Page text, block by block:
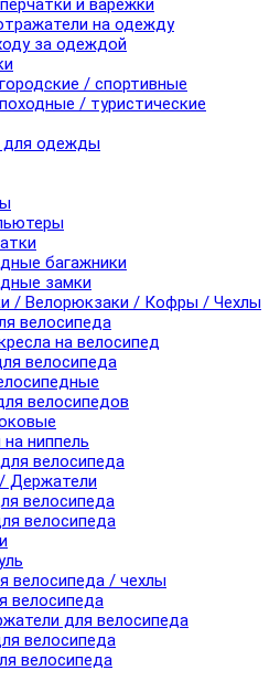
и варежки
на одежду
за одеждой
/ спортивные
/ туристические
для одежды
багажники
замки
/ Велорюкзаки / Кофры / Чехлы
велосипеда
на велосипед
велосипеда
велосипедов
ниппель
велосипеда
Держатели
велосипеда
велосипеда
велосипеда / чехлы
велосипеда
для велосипеда
велосипеда
велосипеда